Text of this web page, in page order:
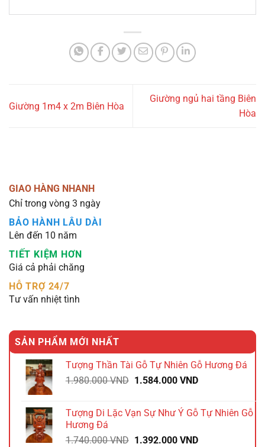
Giường 1m4 x 2m Biên Hòa
Giường ngủ hai tầng Biên
Hòa
GIAO HÀNG NHANH
Chỉ trong vòng 3 ngày
BẢO HÀNH LÂU DÀI
Lên đến 10 năm
TIẾT KIỆM HƠN
Giá cả phải chăng
HỖ TRỢ 24/7
Tư vấn nhiệt tình
SẢN PHẨM MỚI NHẤT
Tượng Thần Tài Gỗ Tự Nhiên Gỗ Hương Đá
1.980.000VND Giá
1.980.000 VND.
1.584.000 VNDGiá
là:
Tượng Di Lặc Vạn Sự Như Ý Gỗ Tự Nhiên Gỗ
Hương Đá
1.740.000VND Giá
1.392.000 VNDGiá